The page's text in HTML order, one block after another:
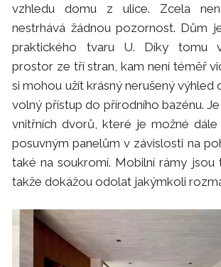
vzhledu domu z ulice. Zcela
nestrhává žádnou pozornost. Dům
praktického tvaru U. Díky tomu
prostor ze tří stran, kam není téměř
si mohou užít krásný nerušený výhled
volný přístup do přírodního bazénu.
vnitřních dvorů, které je možné
posuvným panelům v závislosti na
také na soukromí. Mobilní rámy jsou
takže dokážou odolat jakýmkoli